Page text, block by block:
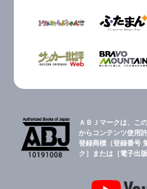
ＡＢＪマークは、こ
からコンテンツ使用
登録商標（登録番号
ク］または［電子出